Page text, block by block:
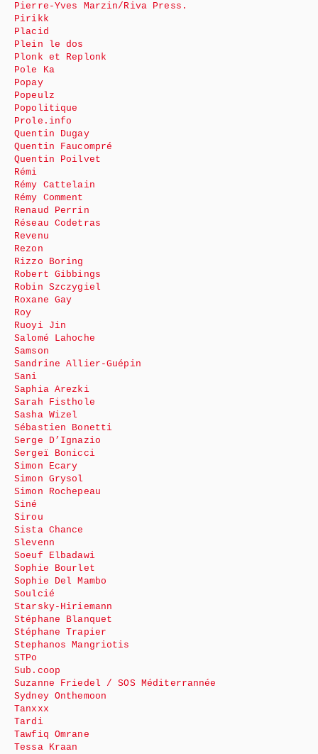
Pierre-Yves Marzin/Riva Press.
Pirikk
Placid
Plein le dos
Plonk et Replonk
Pole Ka
Popay
Popeulz
Popolitique
Prole.info
Quentin Dugay
Quentin Faucompré
Quentin Poilvet
Rémi
Rémy Cattelain
Rémy Comment
Renaud Perrin
Réseau Codetras
Revenu
Rezon
Rizzo Boring
Robert Gibbings
Robin Szczygiel
Roxane Gay
Roy
Ruoyi Jin
Salomé Lahoche
Samson
Sandrine Allier-Guépin
Sani
Saphia Arezki
Sarah Fisthole
Sasha Wizel
Sébastien Bonetti
Serge D’Ignazio
Sergeï Bonicci
Simon Ecary
Simon Grysol
Simon Rochepeau
Siné
Sirou
Sista Chance
Slevenn
Soeuf Elbadawi
Sophie Bourlet
Sophie Del Mambo
Soulcié
Starsky-Hiriemann
Stéphane Blanquet
Stéphane Trapier
Stephanos Mangriotis
STPo
Sub.coop
Suzanne Friedel / SOS Méditerrannée
Sydney Onthemoon
Tanxxx
Tardi
Tawfiq Omrane
Tessa Kraan